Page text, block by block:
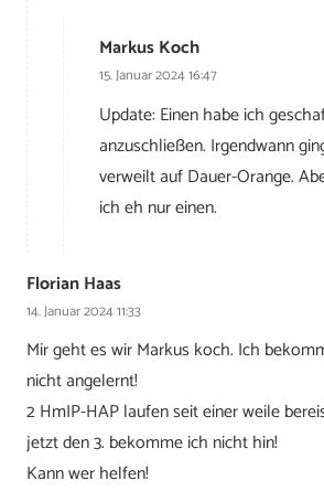
Markus Koch
15. Januar 2024 16:47
Update: Einen habe ich
anzuschließen. Irgendwann
verweilt auf Dauer-Orange.
ich eh nur einen.
Florian Haas
14. Januar 2024 11:33
Mir geht es wir Markus koch. Ich
nicht angelernt!
2 HmIP-HAP laufen seit einer weile
jetzt den 3. bekomme ich nicht hin!
Kann wer helfen!